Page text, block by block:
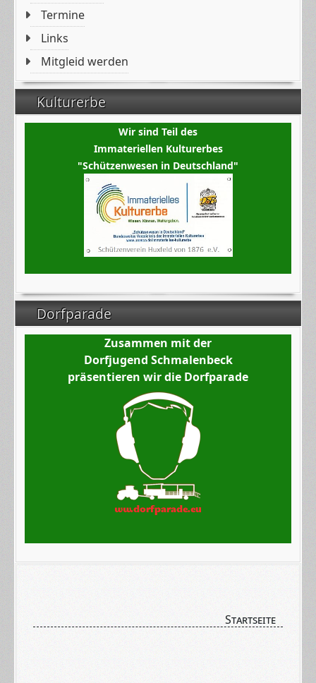
Termine
Links
Mitgleid werden
Kulturerbe
Wir sind Teil des
Immateriellen Kulturerbes
"Schützenwesen in Deutschland"
Dorfparade
Zusammen mit der
Dorfjugend Schmalenbeck
präsentieren wir die Dorfparade
Startseite